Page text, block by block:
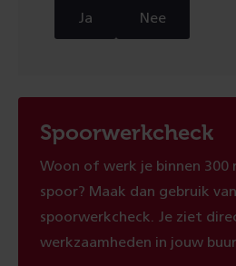
Ja Nee
Spoorwerkcheck
Woon of werk je binnen 300
spoor? Maak dan gebruik
spoorwerkcheck. Je ziet
werkzaamheden in jouw